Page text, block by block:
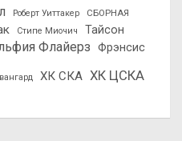
Роберт Уиттакер
СБОРНАЯ
Стипе Миочич
Тайсон
Флайерз Фрэнсис
ХК СКА ХК ЦСКА